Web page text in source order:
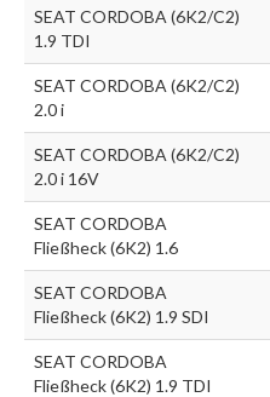
SEAT CORDOBA (6K2/C2)
1.9 TDI
SEAT CORDOBA (6K2/C2)
2.0 i
SEAT CORDOBA (6K2/C2)
2.0 i 16V
SEAT CORDOBA
Fließheck (6K2) 1.6
SEAT CORDOBA
Fließheck (6K2) 1.9 SDI
SEAT CORDOBA
Fließheck (6K2) 1.9 TDI